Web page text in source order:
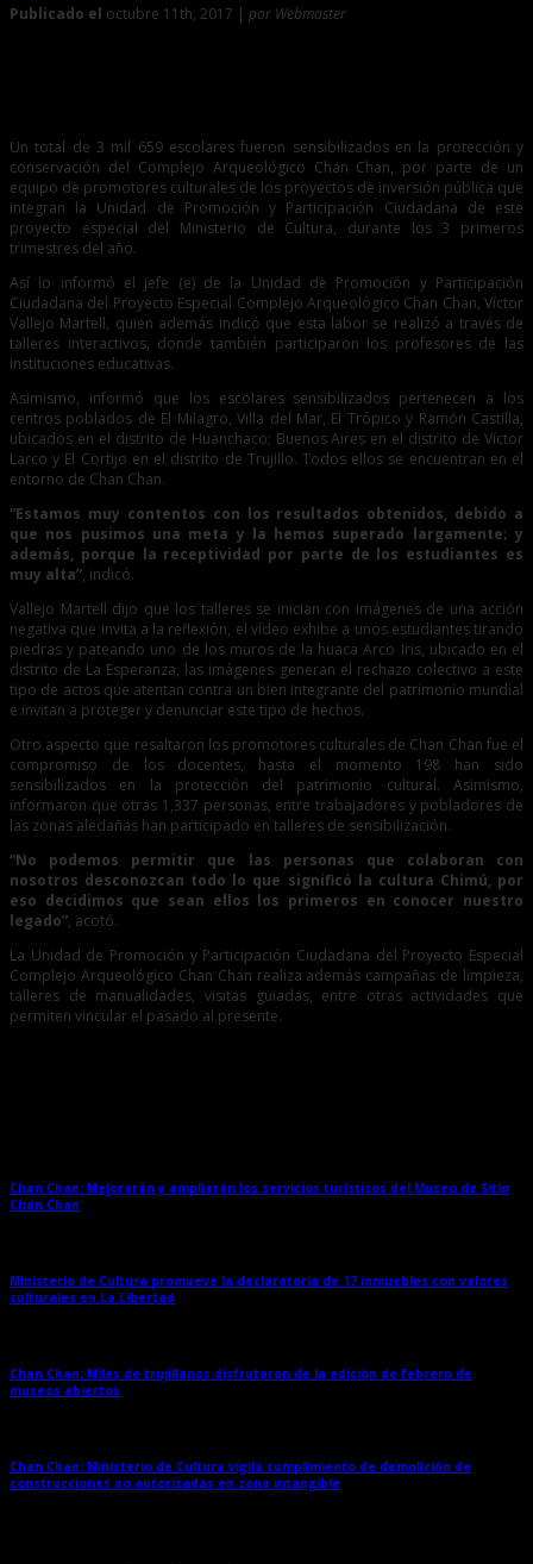
Publicado el octubre 11th, 2017 | por Webmaster
Un total de 3 mil 659 escolares fueron sensibilizados en la protección y
conservación del Complejo Arqueológico Chan Chan, por parte de un
equipo de promotores culturales de los proyectos de inversión pública que
integran la Unidad de Promoción y Participación Ciudadana de este
proyecto especial del Ministerio de Cultura, durante los 3 primeros
trimestres del año.
Así lo informó el jefe (e) de la Unidad de Promoción y Participación
Ciudadana del Proyecto Especial Complejo Arqueológico Chan Chan, Víctor
Vallejo Martell, quien además indicó que esta labor se realizó a través de
talleres interactivos, donde también participaron los profesores de las
instituciones educativas.
Asimismo, informó que los escolares sensibilizados pertenecen a los
centros poblados de El Milagro, Villa del Mar, El Trópico y Ramón Castilla,
ubicados en el distrito de Huanchaco; Buenos Aires en el distrito de Víctor
Larco y El Cortijo en el distrito de Trujillo. Todos ellos se encuentran en el
entorno de Chan Chan.
“Estamos muy contentos con los resultados obtenidos, debido a
que nos pusimos una meta y la hemos superado largamente; y
además, porque la receptividad por parte de los estudiantes es
muy alta”, indicó.
Vallejo Martell dijo que los talleres se inician con imágenes de una acción
negativa que invita a la reflexión, el vídeo exhibe a unos estudiantes tirando
piedras y pateando uno de los muros de la huaca Arco Iris, ubicado en el
distrito de La Esperanza, las imágenes generan el rechazo colectivo a este
tipo de actos que atentan contra un bien integrante del patrimonio mundial
e invitan a proteger y denunciar este tipo de hechos.
Otro aspecto que resaltaron los promotores culturales de Chan Chan fue el
compromiso de los docentes, hasta el momento 198 han sido
sensibilizados en la protección del patrimonio cultural. Asimismo,
informaron que otras 1,337 personas, entre trabajadores y pobladores de
las zonas aledañas han participado en talleres de sensibilización.
“No podemos permitir que las personas que colaboran con
nosotros desconozcan todo lo que significó la cultura Chimú, por
eso decidimos que sean ellos los primeros en conocer nuestro
legado”, acotó.
La Unidad de Promoción y Participación Ciudadana del Proyecto Especial
Complejo Arqueológico Chan Chan realiza además campañas de limpieza,
talleres de manualidades, visitas guiadas, entre otras actividades que
permiten vincular el pasado al presente.
Chan Chan: Mejorarán y ampliarán los servicios turísticos del Museo de Sitio
Chan Chan
Ministerio de Cultura promueve la declaratoria de 17 inmuebles con valores
culturales en La Libertad
Chan Chan: Miles de trujillanos disfrutaron de la edición de febrero de
museos abiertos
Chan Chan: Ministerio de Cultura vigila cumplimiento de demolición de
construcciones no autorizadas en zona intangible